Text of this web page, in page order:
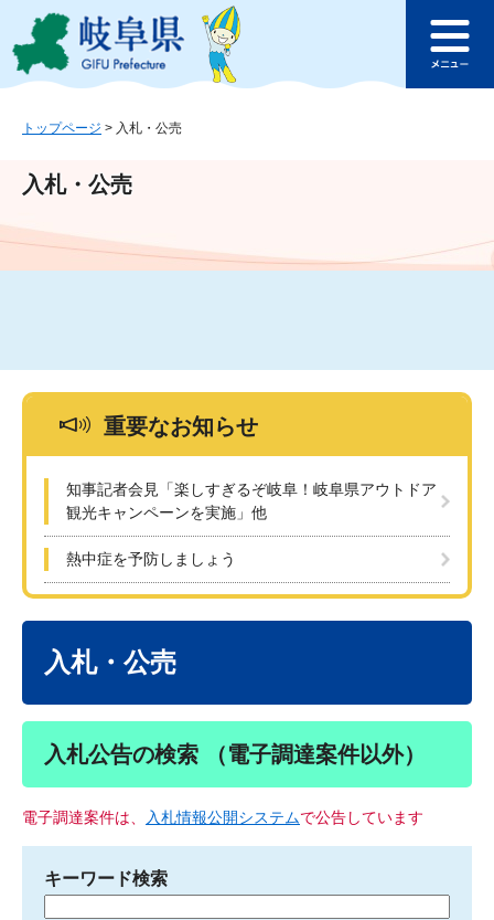
ジ
ュ
文
このページの本文へ
ュ
トップページ > 入札・公売
入札・公売
重要なお知らせ
知事記者会見「楽しすぎるぞ岐阜！岐阜県アウトドア
観光キャンペーンを実施」他
熱中症を予防しましょう
入札・公売
入札公告の検索 （電子調達案件以外）
電子調達案件は、 入札情報公開システムで公告しています
キーワード検索